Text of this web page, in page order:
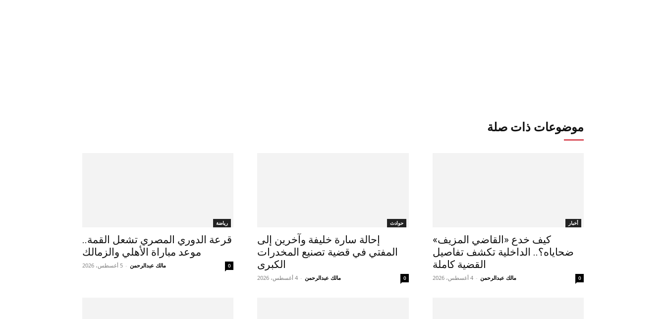
موضوعات ذات صلة
رياضة
قرعة الدوري المصري تشعل القمة..
موعد مباراة الأهلي والزمالك
مالك عبدالرحمن - 5 أغسطس، 2026 0
حوادث
إحالة سارة خليفة وآخرين إلى
المفتي في قضية تصنيع المخدرات
الكبرى
مالك عبدالرحمن - 4 أغسطس، 2026 0
أخبار
كيف خدع «القاضي المزيف»
ضحاياه؟.. الداخلية تكشف تفاصيل
القضية كاملة
مالك عبدالرحمن - 4 أغسطس، 2026 0